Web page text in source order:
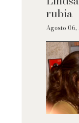
rubia
Agosto 06,